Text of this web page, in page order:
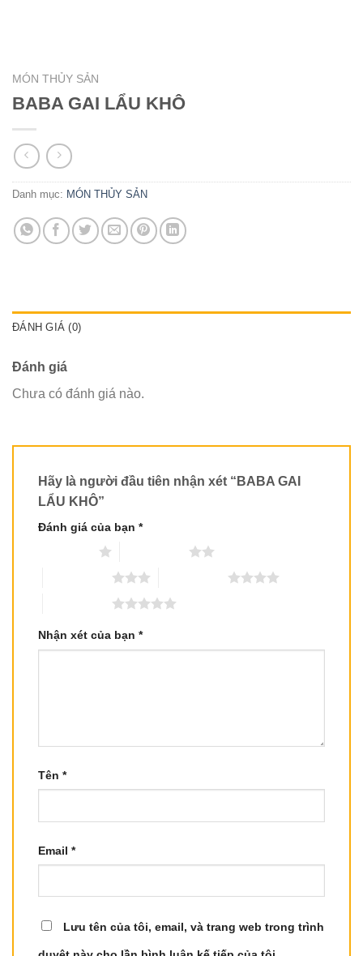
MÓN THỦY SẢN
BABA GAI LẨU KHÔ
Danh mục: MÓN THỦY SẢN
ĐÁNH GIÁ (0)
Đánh giá
Chưa có đánh giá nào.
Hãy là người đầu tiên nhận xét “BABA GAI
LẨU KHÔ”
Đánh giá của bạn *
Nhận xét của bạn *
Tên *
Email *
Lưu tên của tôi, email, và trang web trong trình